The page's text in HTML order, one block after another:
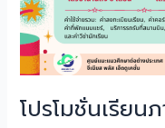
โปรโมชั่นเรียน